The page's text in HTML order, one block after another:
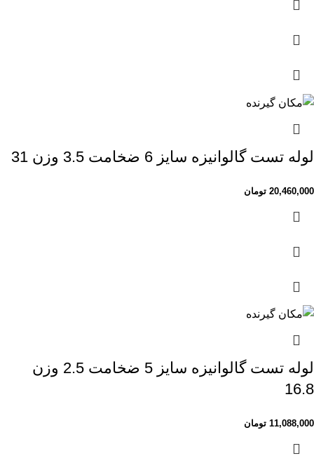
لوله تست گالوانیزه سایز 6 ضخامت 3.5 وزن 31
20,460,000 تومان
لوله تست گالوانیزه سایز 5 ضخامت 2.5 وزن
16.8
11,088,000 تومان